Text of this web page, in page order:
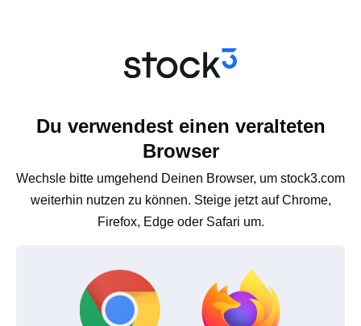
Du verwendest einen veralteten
Browser
Wechsle bitte umgehend Deinen Browser, um stock3.com
weiterhin nutzen zu können. Steige jetzt auf Chrome,
Firefox, Edge oder Safari um.